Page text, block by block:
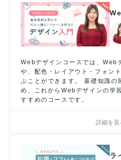
Webデザインコースでは、Web
や、配色・レイアウト・フォン
ぶことができます。 基礎知識の
め、これからWebデザインの学
すすめのコースです。
詳細を見
ラ